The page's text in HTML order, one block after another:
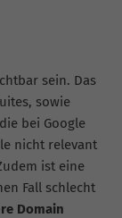
sein. Das
sowie
bei Google
nicht relevant
ist eine
Fall schlecht
Domain